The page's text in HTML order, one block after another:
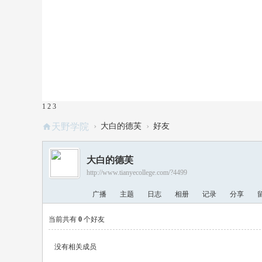
1 2 3
天野学院 › 大白的德芙 › 好友
大白的德芙
http://www.tianyecollege.com/?4499
广播 主题 日志 相册 记录 分享
当前共有 0 个好友
没有相关成员